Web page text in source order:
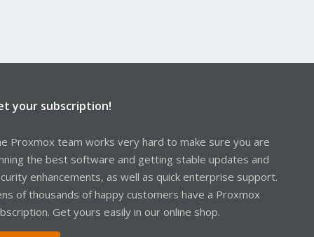
your subscription!
Proxmox team works very hard to make sure you are
the best software and getting stable updates and
enhancements, as well as quick enterprise support.
of thousands of happy customers have a Proxmox
Get yours easily in our online shop.